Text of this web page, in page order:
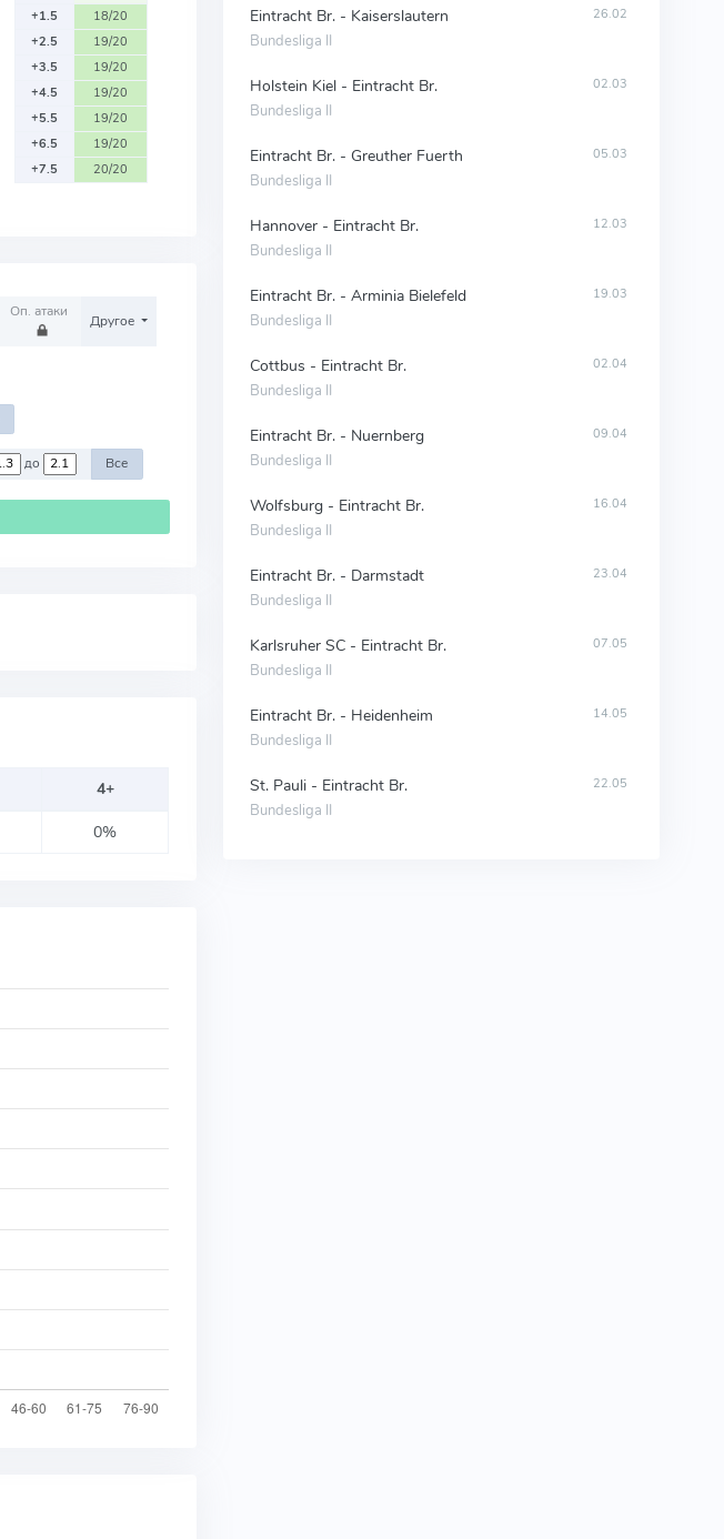
+1.5
18/20
+2.5
19/20
+3.5
19/20
+4.5
19/20
+5.5
19/20
+6.5
19/20
+7.5
20/20
Оп. атаки
Другое
до Все
4+
0%
Eintracht Br. - Kaiserslautern
Bundesliga II
26.02
Holstein Kiel - Eintracht Br.
Bundesliga II
02.03
Eintracht Br. - Greuther Fuerth
Bundesliga II
05.03
Hannover - Eintracht Br.
Bundesliga II
12.03
Eintracht Br. - Arminia Bielefeld
Bundesliga II
19.03
Cottbus - Eintracht Br.
Bundesliga II
02.04
Eintracht Br. - Nuernberg
Bundesliga II
09.04
Wolfsburg - Eintracht Br.
Bundesliga II
16.04
Eintracht Br. - Darmstadt
Bundesliga II
23.04
Karlsruher SC - Eintracht Br.
Bundesliga II
07.05
Eintracht Br. - Heidenheim
Bundesliga II
14.05
St. Pauli - Eintracht Br.
Bundesliga II
22.05